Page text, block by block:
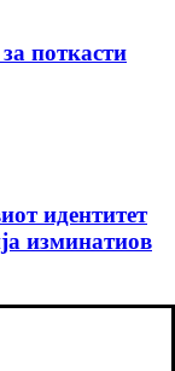
поткасти
идентитет
изминатиов